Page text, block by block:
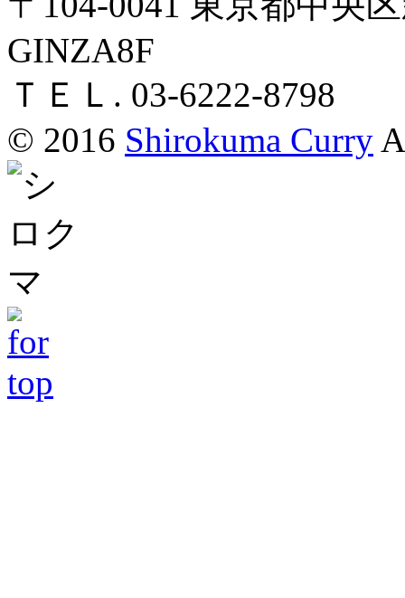
GINZA8F
ＴＥＬ. 03-6222-8798
© 2016 Shirokuma Curry